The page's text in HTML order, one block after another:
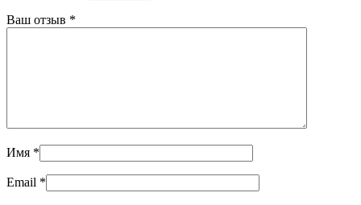
Ваш отзыв *
Имя *
Email *